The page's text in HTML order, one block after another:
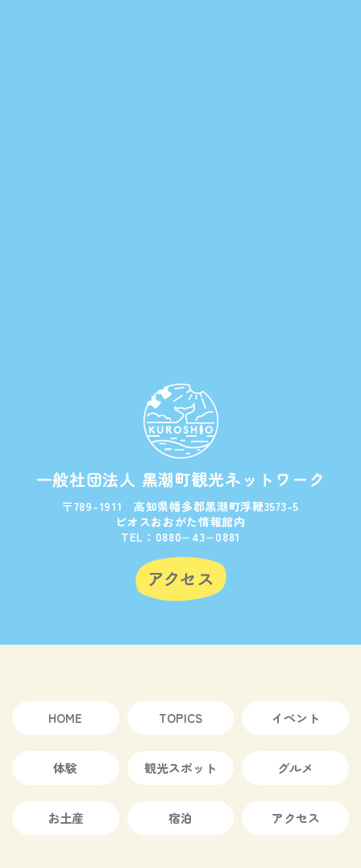
一般社団法人 黒潮町観光ネットワーク
〒789-1911 高知県幡多郡黒潮町浮鞭3573-5
ビオスおおがた情報館内
TEL：0880−43−0881
HOME TOPICS イベント
体験 観光スポット グルメ
お土産 宿泊 アクセス